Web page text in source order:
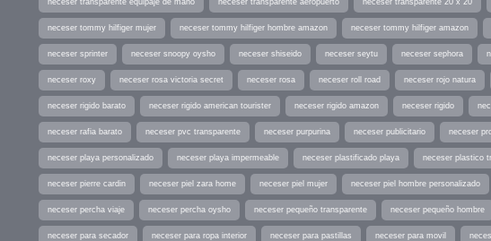
neceser transparente equipaje de mano neceser transparente aeropuerto neceser transparente 20 x 20
neceser tommy hilfiger mujer neceser tommy hilfiger hombre amazon neceser tommy hilfiger amazon
neceser sprinter neceser snoopy oysho neceser shiseido neceser seytu neceser sephora
neceser roxy neceser rosa victoria secret neceser rosa neceser roll road neceser rojo natura
neceser rigido barato neceser rigido american tourister neceser rigido amazon neceser rigido
neceser rafia barato neceser pvc transparente neceser purpurina neceser publicitario neceser
neceser playa personalizado neceser playa impermeable neceser plastificado playa neceser plastico
neceser pierre cardin neceser piel zara home neceser piel mujer neceser piel hombre personalizado
neceser percha viaje neceser percha oysho neceser pequeño transparente neceser pequeño hombre
neceser para secador neceser para ropa interior neceser para pastillas neceser para movil